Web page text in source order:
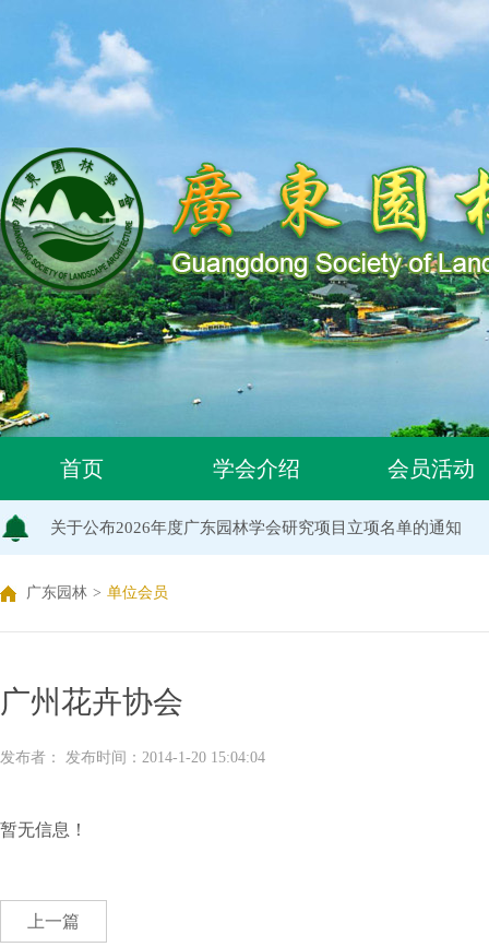
首页 学会介绍 会员活动
关于同意96位个人为广东园林学会个人会员的通知
关于同意318位个人为广东园林学会个人会员的通知
关于2026年度广东园林学会科学技术奖申报工作延期的通知
广东园林学会关于开展2026年广东风景园林优秀学子奖评选
关于推荐广东园林学会专家库候选人的通知（2026年度）
关于公布2026年度广东园林学会研究项目立项名单的通知
关于申报2026年度广东园林学会科学技术奖的通知
关于2026年度广东园林学会研究项目评审结果的公示
广东园林 > 单位会员
广州花卉协会
发布者： 发布时间：2014-1-20 15:04:04
暂无信息！
上一篇